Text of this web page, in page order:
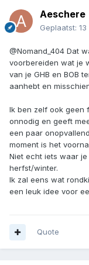
Aeschere
Geplaatst:
@Nomand_404 Dat
voorbereiden wat je
van je GHB en BOB
aanhebt en
Ik ben zelf ook geen
onnodig en geeft
een paar
moment is het
Niet echt iets waar
herfst/winter.
Ik zal eens wat
een leuk idee voor
Quote